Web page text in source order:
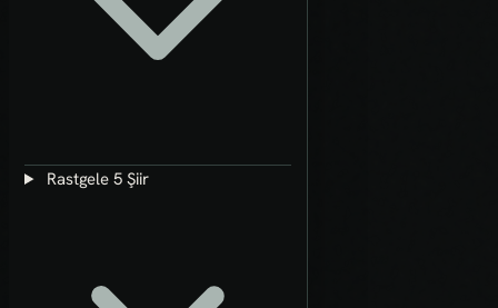
Rastgele 5 Şiir